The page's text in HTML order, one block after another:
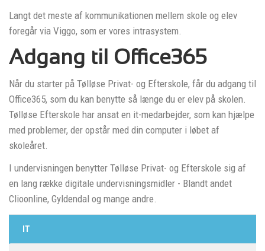
Langt det meste af kommunikationen mellem skole og elev
foregår via Viggo, som er vores intrasystem.
Adgang til Office365
Når du starter på Tølløse Privat- og Efterskole, får du adgang til
Office365, som du kan benytte så længe du er elev på skolen.
Tølløse Efterskole har ansat en it-medarbejder, som kan hjælpe
med problemer, der opstår med din computer i løbet af
skoleåret.
I undervisningen benytter Tølløse Privat- og Efterskole sig af
en lang række digitale undervisningsmidler - Blandt andet
Clioonline, Gyldendal og mange andre.
IT